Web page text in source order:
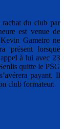
du club par
est venue de
Kevin Gameiro ne
présent lorsque
à lui avec 23
quitte le PSG
payant. Il
club formateur.